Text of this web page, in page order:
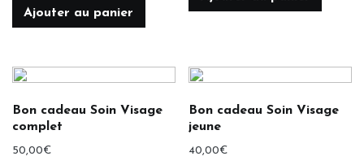
Ajouter au panier
Bon cadeau Soin Visage
complet
50,00€
Bon cadeau Soin Visage
jeune
40,00€